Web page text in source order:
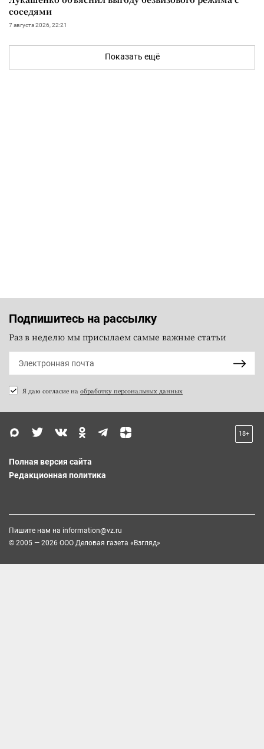
соседями
7 августа 2026, 22:21
Показать ещё
Подпишитесь на рассылку
Раз в неделю мы присылаем самые важные статьи
Я даю согласие на обработку персональных данных
18+
Полная версия сайта
Редакционная политика
Пишите нам на information@vz.ru
© 2005 — 2026 ООО Деловая газета «Взгляд»